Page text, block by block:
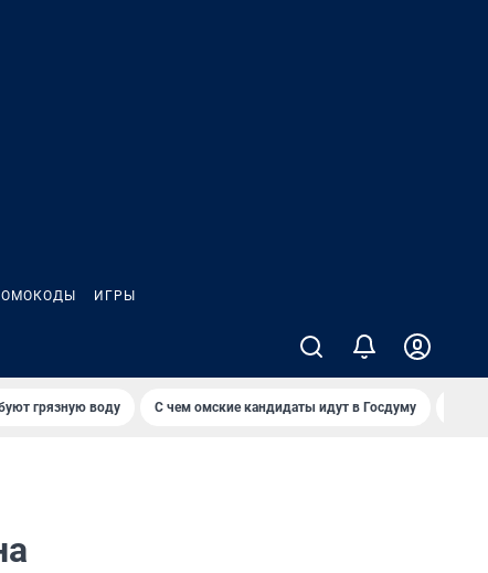
ИГРЫ
грязную воду С чем омские кандидаты идут в Госдуму